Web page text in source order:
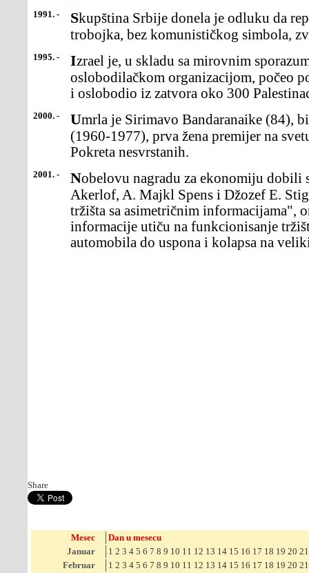
1991. - Skupština Srbije donela je odluku da republička zastava bude
trobojka, bez komunističkog simbola,
1995. - Izrael je, u skladu sa mirovnim sporazumom sa Palestinskom
oslobodilačkom organizacijom, počeo
i oslobodio iz zatvora oko 300
2000. - Umrla je Sirimavo Bandaranaike (84), bivši premijer Šri Lanke
(1960-1977), prva žena premijer na
Pokreta nesvrstanih.
2001. - Nobelovu nagradu za ekonomiju dobili su Amerikanci Džordž A.
Akerlof, A. Majkl Spens i Džozef E.
tržišta sa asimetričnim informacijama",
informacije utiču na funkcionisanje
automobila do uspona i kolapsa na
Share
Mesec
Dan u mesecu
Januar
1 2 3 4 5 6 7 8 9 10 11 12 13 14 15 16 17 18 19 20 21
Februar
1 2 3 4 5 6 7 8 9 10 11 12 13 14 15 16 17 18 19 20 21